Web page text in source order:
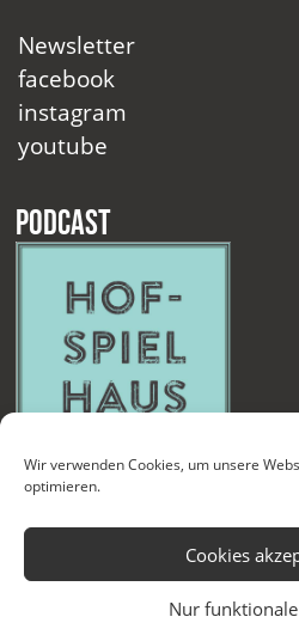
Wir verwenden Cookies, um unsere
optimieren.
Cookies
Nur
Newsletter
facebook
instagram
youtube
Podcast